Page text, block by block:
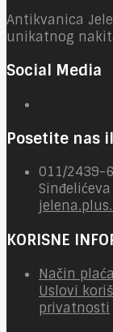
Antikvanica
unikatnog
Social Media
Posetite nas
011/2439-
KORISNE
Način
Uslovi
privatnosti